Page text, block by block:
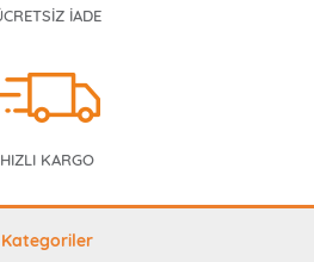
İADE
HIZLI KARGO
Kategoriler